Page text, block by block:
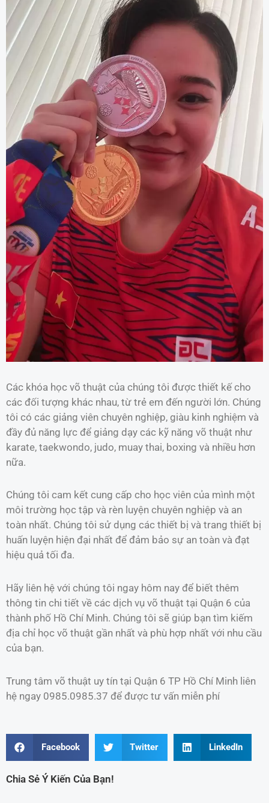
Các khóa học võ thuật của chúng tôi được thiết kế cho
các đối tượng khác nhau, từ trẻ em đến người lớn. Chúng
tôi có các giảng viên chuyên nghiệp, giàu kinh nghiệm và
đầy đủ năng lực để giảng dạy các kỹ năng võ thuật như
karate, taekwondo, judo, muay thai, boxing và nhiều hơn
nữa.
Chúng tôi cam kết cung cấp cho học viên của mình một
môi trường học tập và rèn luyện chuyên nghiệp và an
toàn nhất. Chúng tôi sử dụng các thiết bị và trang thiết bị
huấn luyện hiện đại nhất để đảm bảo sự an toàn và đạt
hiệu quả tối đa.
Hãy liên hệ với chúng tôi ngay hôm nay để biết thêm
thông tin chi tiết về các dịch vụ võ thuật tại Quận 6 của
thành phố Hồ Chí Minh. Chúng tôi sẽ giúp bạn tìm kiếm
địa chỉ học võ thuật gần nhất và phù hợp nhất với nhu cầu
của bạn.
Trung tâm võ thuật uy tín tại Quận 6 TP Hồ Chí Minh liên
hệ ngay 0985.0985.37 để được tư vấn miễn phí
Facebook Twitter LinkedIn
Chia Sẻ Ý Kiến Của Bạn!